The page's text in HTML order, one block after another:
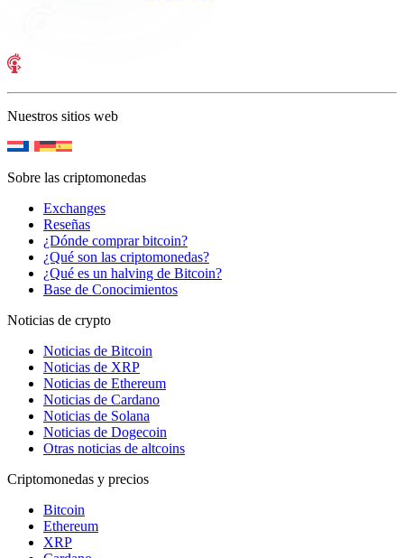
Nuestros sitios web
Sobre las criptomonedas
Exchanges
Reseñas
¿Dónde comprar bitcoin?
¿Qué son las criptomonedas?
¿Qué es un halving de Bitcoin?
Base de Conocimientos
Noticias de crypto
Noticias de Bitcoin
Noticias de XRP
Noticias de Ethereum
Noticias de Cardano
Noticias de Solana
Noticias de Dogecoin
Otras noticias de altcoins
Criptomonedas y precios
Bitcoin
Ethereum
XRP